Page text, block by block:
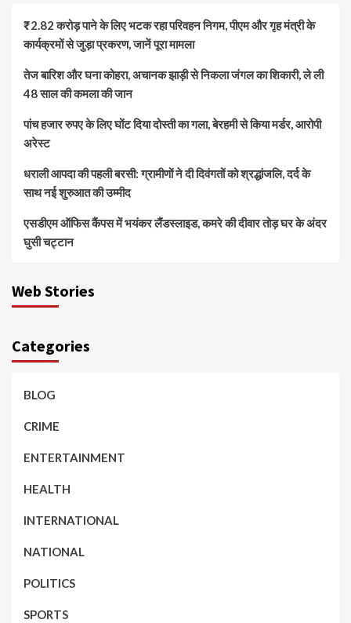
₹2.82 करोड़ पाने के लिए भटक रहा परिवहन निगम, पीएम और गृह मंत्री के
कार्यक्रमों से जुड़ा प्रकरण, जानें पूरा मामला
तेज बारिश और घना कोहरा, अचानक झाड़ी से निकला जंगल का शिकारी, ले ली
48 साल की कमला की जान
पांच हजार रुपए के लिए घोंट दिया दोस्ती का गला, बेरहमी से किया मर्डर, आरोपी
अरेस्ट
धराली आपदा की पहली बरसी: ग्रामीणों ने दी दिवंगतों को श्रद्धांजलि, दर्द के
साथ नई शुरुआत की उम्मीद
एसडीएम ऑफिस कैंपस में भयंकर लैंडस्लाइड, कमरे की दीवार तोड़ घर के अंदर
घुसी चट्टान
Web Stories
Categories
BLOG
CRIME
ENTERTAINMENT
HEALTH
INTERNATIONAL
NATIONAL
POLITICS
SPORTS